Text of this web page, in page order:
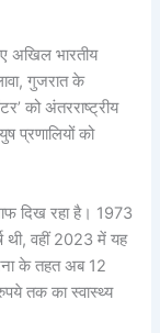
अखिल भारतीय
गुजरात के
को अंतरराष्ट्रीय
प्रणालियों को
दिख रहा है। 1973
थी, वहीं 2023 में यह
के तहत अब 12
तक का स्वास्थ्य